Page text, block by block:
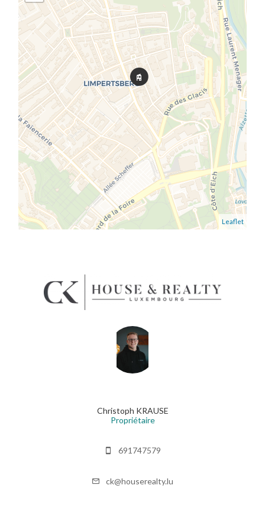
Leaflet
Christoph KRAUSE
Propriétaire
691747579
ck@houserealty.lu